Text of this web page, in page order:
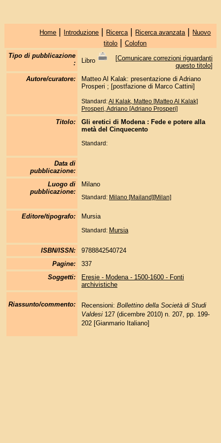
Home | Introduzione | Ricerca | Ricerca avanzata | Nuovo
titolo |Colofon
Tipo di pubblicazione
:
Libro [Comunicare correzioni riguardanti
questo titolo]
Autore/curatore:
Matteo Al Kalak: presentazione di Adriano
Prosperi ; [postfazione di Marco Cattini]
Standard:Al Kalak, Matteo [Matteo Al Kalak]
Prosperi, Adriano [Adriano Prosperi]
Titolo:
Gli eretici di Modena : Fede e potere alla
metà del Cinquecento
Standard:
Data di
pubblicazione:
Luogo di
pubblicazione:
Milano
Standard: Milano [Mailand][Milan]
Editore/tipografo: Mursia
Standard: Mursia
ISBN/ISSN:
9788842540724
Pagine:
337
Soggetti:
Eresie - Modena - 1500-1600 - Fonti
archivistiche
Riassunto/commento: Recensioni: Bollettino della Società di Studi
Valdesi 127 (dicembre 2010) n. 207, pp. 199-
202 [Gianmario Italiano]